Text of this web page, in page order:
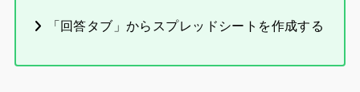
「回答タブ」からスプレッドシートを作成する